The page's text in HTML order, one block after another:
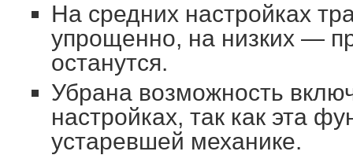
На средних настройках
упрощенно, на низких —
останутся.
Убрана возможность
настройках, так как эта
устаревшей механике.